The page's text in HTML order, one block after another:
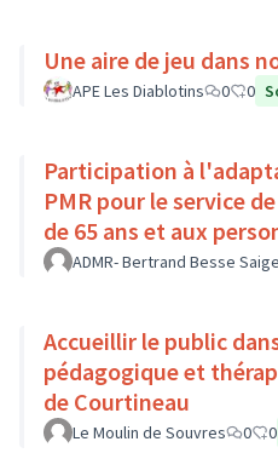
Une aire de jeu dans
APE Les Diablotins 0 0
Participation à
PMR pour le service
de 65 ans et aux
Pays Loire-Touraine.
ADMR- Bertrand Besse Saige
Accueillir le public
pédagogique et
de Courtineau
Le Moulin de Souvres 0 0